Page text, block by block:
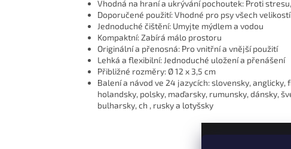
Vhodná na hraní a ukrývání pochoutek: Proti
Doporučené použití: Vhodné pro psy všech velikostí
Jednoduché čištění: Umyjte mýdlem a vodou
Kompaktní: Zabírá málo prostoru
Originální a přenosná: Pro vnitřní a vnější použití
Lehká a flexibilní: Jednoduché uložení a přenášení
Přibližné rozměry: Ø 12 x 3,5 cm
Balení a návod ve 24 jazycích: slovensky,
holandsky, polsky, maďarsky, rumunsky, dánsky,
bulharsky, ch , rusky a lotyšsky